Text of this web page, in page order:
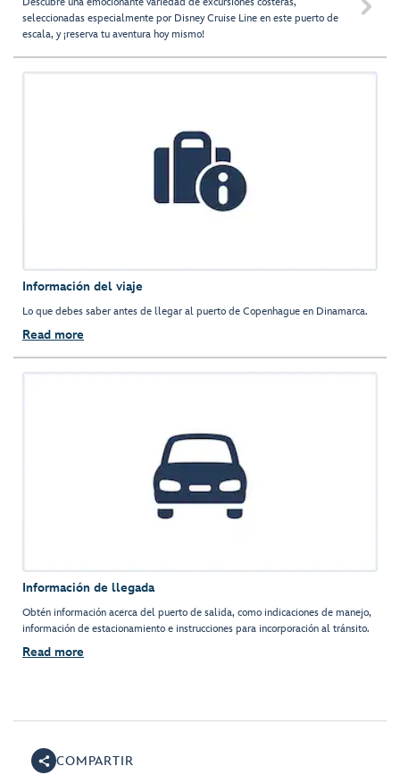
seleccionadas especialmente por Disney Cruise Line en este puerto de
escala, y ¡reserva tu aventura hoy mismo!

Información del viaje
Lo que debes saber antes de llegar al puerto de Copenhague en Dinamarca.
Read more
Información de llegada
Obtén información acerca del puerto de salida, como indicaciones de manejo,
información de estacionamiento e instrucciones para incorporación al tránsito.
Read more
COMPARTIR